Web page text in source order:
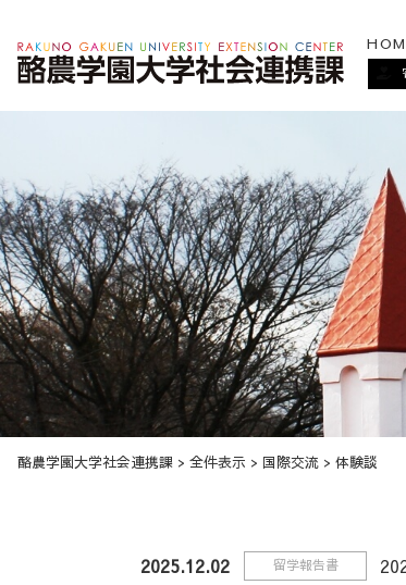
酪農学園大学社会連携課 > 全件表示 > 国際交流 > 体験談
2025.12.02 留学報告書